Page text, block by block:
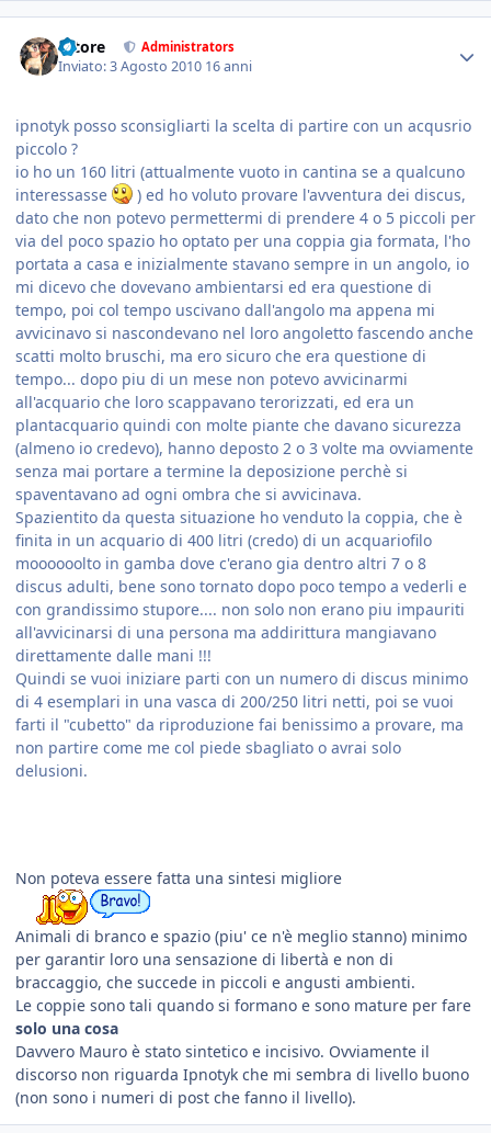
tatore Administrators
Inviato:3 Agosto 2010 16 anni
ipnotyk posso sconsigliarti la scelta di partire con un acqusrio
piccolo ?
io ho un 160 litri (attualmente vuoto in cantina se a qualcuno
interessasse
) ed ho voluto provare l'avventura dei discus,
dato che non potevo permettermi di prendere 4 o 5 piccoli per
via del poco spazio ho optato per una coppia gia formata, l'ho
portata a casa e inizialmente stavano sempre in un angolo, io
mi dicevo che dovevano ambientarsi ed era questione di
tempo, poi col tempo uscivano dall'angolo ma appena mi
avvicinavo si nascondevano nel loro angoletto fascendo anche
scatti molto bruschi, ma ero sicuro che era questione di
tempo... dopo piu di un mese non potevo avvicinarmi
all'acquario che loro scappavano terorizzati, ed era un
plantacquario quindi con molte piante che davano sicurezza
(almeno io credevo), hanno deposto 2 o 3 volte ma ovviamente
senza mai portare a termine la deposizione perchè si
spaventavano ad ogni ombra che si avvicinava.
Spazientito da questa situazione ho venduto la coppia, che è
finita in un acquario di 400 litri (credo) di un acquariofilo
moooooolto in gamba dove c'erano gia dentro altri 7 o 8
discus adulti, bene sono tornato dopo poco tempo a vederli e
con grandissimo stupore.... non solo non erano piu impauriti
all'avvicinarsi di una persona ma addirittura mangiavano
direttamente dalle mani !!!
Quindi se vuoi iniziare parti con un numero di discus minimo
di 4 esemplari in una vasca di 200/250 litri netti, poi se vuoi
farti il "cubetto" da riproduzione fai benissimo a provare, ma
non partire come me col piede sbagliato o avrai solo
delusioni.
Non poteva essere fatta una sintesi migliore
Animali di branco e spazio (piu' ce n'è meglio stanno) minimo
per garantir loro una sensazione di libertà e non di
braccaggio, che succede in piccoli e angusti ambienti.
Le coppie sono tali quando si formano e sono mature per fare
solo una cosa
Davvero Mauro è stato sintetico e incisivo. Ovviamente il
discorso non riguarda Ipnotyk che mi sembra di livello buono
(non sono i numeri di post che fanno il livello).